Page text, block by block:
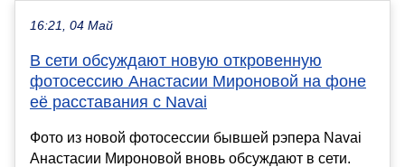
16:21, 04 Май
В сети обсуждают новую откровенную
фотосессию Анастасии Мироновой на фоне
её расставания с Navai
Фото из новой фотосессии бывшей рэпера Navai
Анастасии Мироновой вновь обсуждают в сети.